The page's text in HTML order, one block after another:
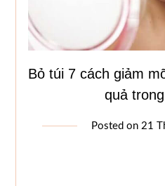
Bỏ túi 7 cách giảm
quả
Posted on 21